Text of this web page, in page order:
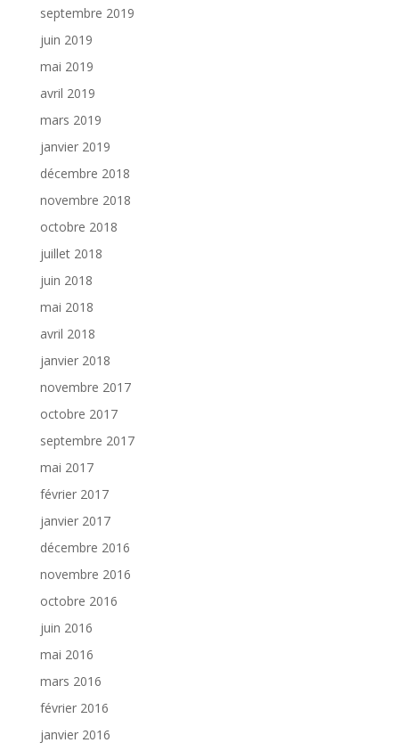
septembre 2019
juin 2019
mai 2019
avril 2019
mars 2019
janvier 2019
décembre 2018
novembre 2018
octobre 2018
juillet 2018
juin 2018
mai 2018
avril 2018
janvier 2018
novembre 2017
octobre 2017
septembre 2017
mai 2017
février 2017
janvier 2017
décembre 2016
novembre 2016
octobre 2016
juin 2016
mai 2016
mars 2016
février 2016
janvier 2016